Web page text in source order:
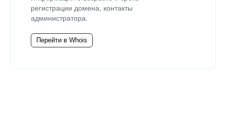
регистрации домена, контакты
администратора.
Перейти в Whois